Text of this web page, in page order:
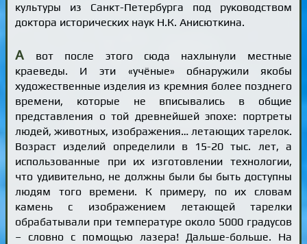
культуры из Санкт-Петербурга под руководством
доктора исторических наук Н.К. Анисюткина.
А вот после этого сюда нахлынули местные
краеведы. И эти «учёные» обнаружили якобы
художественные изделия из кремния более позднего
времени, которые не вписывались в общие
представления о той древнейшей эпохе: портреты
людей, животных, изображения… летающих тарелок.
Возраст изделий определили в 15-20 тыс. лет, а
использованные при их изготовлении технологии,
что удивительно, не должны были бы быть доступны
людям того времени. К примеру, по их словам
камень с изображением летающей тарелки
обрабатывали при температуре около 5000 градусов
– словно с помощью лазера! Дальше-больше. На